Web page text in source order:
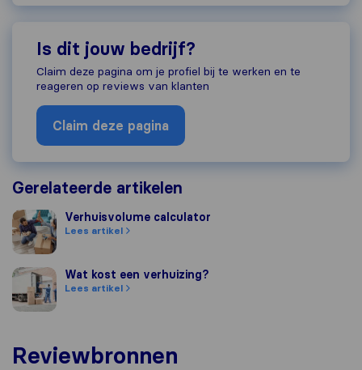
Is dit jouw bedrijf?
Claim deze pagina om je profiel bij te werken en te
reageren op reviews van klanten
Claim deze pagina
Gerelateerde artikelen
Verhuisvolume calculator
Verhuisvolume calculator
Lees artikel
Wat kost een verhuizing?
Wat kost een verhuizing?
Lees artikel
Reviewbronnen